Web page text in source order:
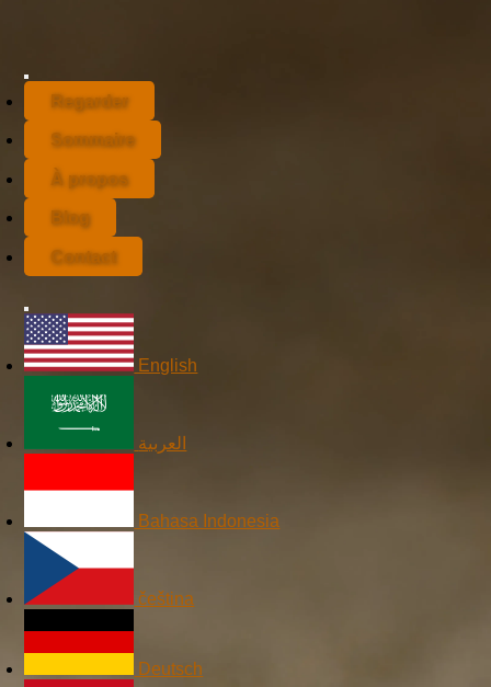
Regarder
Sommaire
À propos
Blog
Contact
English
العربية
Bahasa Indonesia
čeština
Deutsch